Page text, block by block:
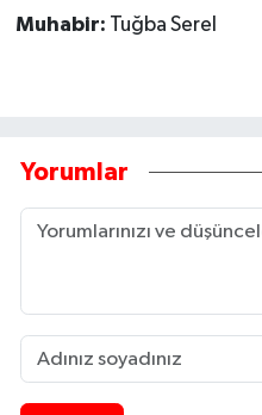
Muhabir: Tuğba Serel
Yorumlar